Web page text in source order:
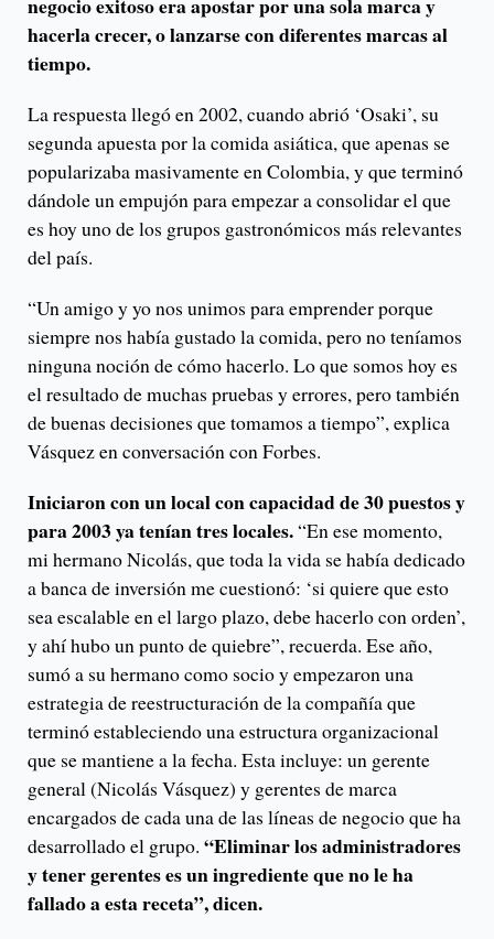
negocio exitoso era apostar por una sola marca y
hacerla crecer, o lanzarse con diferentes marcas al
tiempo.
La respuesta llegó en 2002, cuando abrió ‘Osaki’, su
segunda apuesta por la comida asiática, que apenas se
popularizaba masivamente en Colombia, y que terminó
dándole un empujón para empezar a consolidar el que
es hoy uno de los grupos gastronómicos más relevantes
del país.
“Un amigo y yo nos unimos para emprender porque
siempre nos había gustado la comida, pero no teníamos
ninguna noción de cómo hacerlo. Lo que somos hoy es
el resultado de muchas pruebas y errores, pero también
de buenas decisiones que tomamos a tiempo”, explica
Vásquez en conversación con Forbes.
Iniciaron con un local con capacidad de 30 puestos y
para 2003 ya tenían tres locales.“En ese momento,
mi hermano Nicolás, que toda la vida se había dedicado
a banca de inversión me cuestionó: ‘si quiere que esto
sea escalable en el largo plazo, debe hacerlo con orden’,
y ahí hubo un punto de quiebre”, recuerda. Ese año,
sumó a su hermano como socio y empezaron una
estrategia de reestructuración de la compañía que
terminó estableciendo una estructura organizacional
que se mantiene a la fecha. Esta incluye: un gerente
general (Nicolás Vásquez) y gerentes de marca
encargados de cada una de las líneas de negocio que ha
desarrollado el grupo. “Eliminar los administradores
y tener gerentes es un ingrediente que no le ha
fallado a esta receta”, dicen.